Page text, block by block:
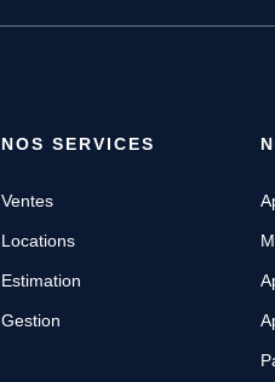
NOS SERVICES
Ventes
Locations
Estimation
Gestion